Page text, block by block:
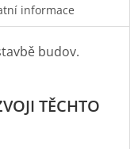
informace
budov.